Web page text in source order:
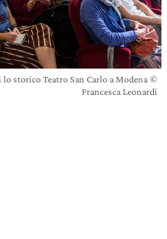
storico Teatro San Carlo a Modena ©
Francesca Leonardi